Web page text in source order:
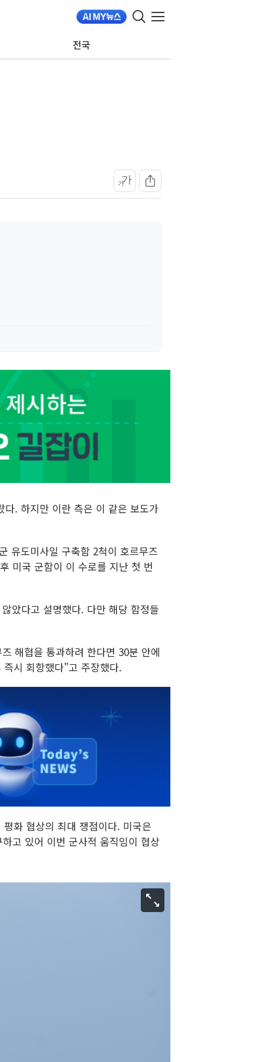
전국
가가
. 하지만 이란 측은 이 같은 보도가
유도미사일 구축함 2척이 호르무즈
미국 군함이 이 수로를 지난 첫 번
았다고 설명했다. 다만 해당 함정들
해협을 통과하려 한다면 30분 안에
시 회항했다"고 주장했다.
화 협상의 최대 쟁점이다. 미국은
고 있어 이번 군사적 움직임이 협상